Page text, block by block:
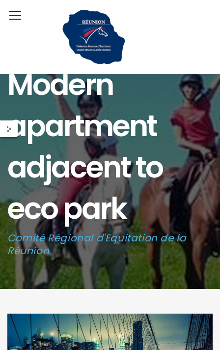
Modern
apartment
adjacent to
eco park
Comité Régional d'Equitation de la
Réunion